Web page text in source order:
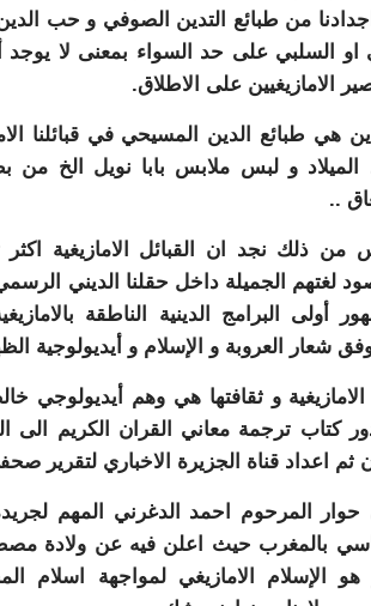
من طبائع التدين الصوفي و حب
او السلبي على حد السواء بمعنى لا
الامازيغيين على الاطلاق.
هي طبائع الدين المسيحي في قبائلنا
الميلاد و لبس ملابس بابا نويل الخ
..
ذلك نجد ان القبائل الامازيغية
ظهور أولى البرامج الدينية الناطقة
شعار العروبة و الإسلام و أيديولوجية
ترجمة معاني القران الكريم الى
ثم اعداد قناة الجزيرة الاخباري لتقرير
حوار المرحوم احمد الدغرني المهم
بالمغرب حيث اعلن فيه عن ولادة
هو الإسلام الامازيغي لمواجهة اسلام